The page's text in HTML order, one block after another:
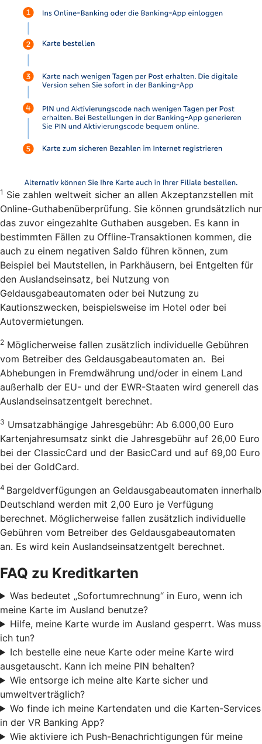
1 Sie zahlen weltweit sicher an allen Akzeptanzstellen mit
Online-Guthabenüberprüfung. Sie können grundsätzlich nur
das zuvor eingezahlte Guthaben ausgeben. Es kann in
bestimmten Fällen zu Offline-Transaktionen kommen, die
auch zu einem negativen Saldo führen können, zum
Beispiel bei Mautstellen, in Parkhäusern, bei Entgelten für
den Auslandseinsatz, bei Nutzung von
Geldausgabeautomaten oder bei Nutzung zu
Kautionszwecken, beispielsweise im Hotel oder bei
Autovermietungen.
2 Möglicherweise fallen zusätzlich individuelle Gebühren
vom Betreiber des Geldausgabeautomaten an. Bei
Abhebungen in Fremdwährung und/oder in einem Land
außerhalb der EU- und der EWR-Staaten wird generell das
Auslandseinsatzentgelt berechnet.
3 Umsatzabhängige Jahresgebühr: Ab 6.000,00 Euro
Kartenjahresumsatz sinkt die Jahresgebühr auf 26,00 Euro
bei der ClassicCard und der BasicCard und auf 69,00 Euro
bei der GoldCard.
4 Bargeldverfügungen an Geldausgabeautomaten innerhalb
Deutschland werden mit 2,00 Euro je Verfügung
berechnet. Möglicherweise fallen zusätzlich individuelle
Gebühren vom Betreiber des Geldausgabeautomaten
an. Es wird kein Auslandseinsatzentgelt berechnet.
FAQ zu Kreditkarten
Was bedeutet „Sofortumrechnung“ in Euro, wenn ich
meine Karte im Ausland benutze?
Hilfe, meine Karte wurde im Ausland gesperrt. Was muss
ich tun?
Ich bestelle eine neue Karte oder meine Karte wird
ausgetauscht. Kann ich meine PIN behalten?
Wie entsorge ich meine alte Karte sicher und
umweltverträglich?
Wo finde ich meine Kartendaten und die Karten-Services
in der VR Banking App?
Wie aktiviere ich Push-Benachrichtigungen für meine